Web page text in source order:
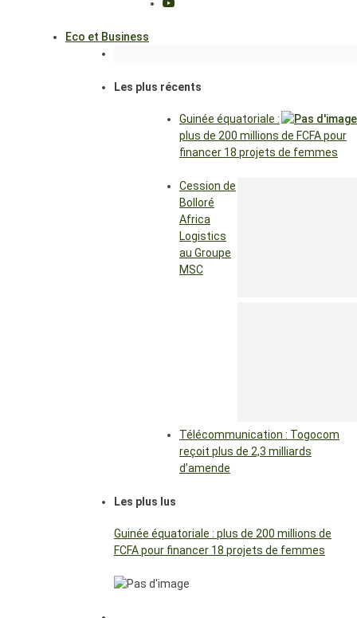
Eco et Business
Les plus récents
Guinée équatoriale :
plus de 200 millions de FCFA pour
financer 18 projets de femmes
Cession de
Bolloré
Africa
Logistics
au Groupe
MSC
Télécommunication : Togocom
reçoit plus de 2,3 milliards
d’amende
Les plus lus
Guinée équatoriale : plus de 200 millions de
FCFA pour financer 18 projets de femmes